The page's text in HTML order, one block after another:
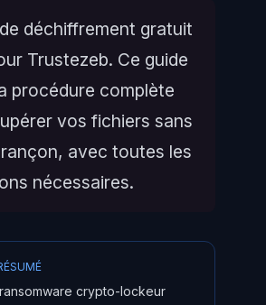
déchiffrement gratuit
Trustezeb. Ce guide
procédure complète
vos fichiers sans
avec toutes les
nécessaires.
crypto-lockeur